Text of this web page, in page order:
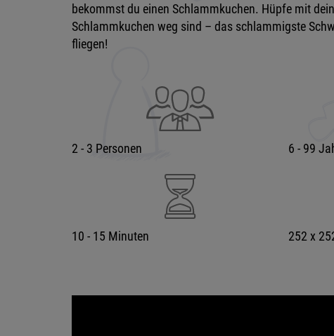
bekommst du einen Schlammkuchen. Hüpfe mit
Schlammkuchen weg sind – das schlammigste
fliegen!
2 - 3 Personen 6 - 99
10 - 15 Minuten 252 x